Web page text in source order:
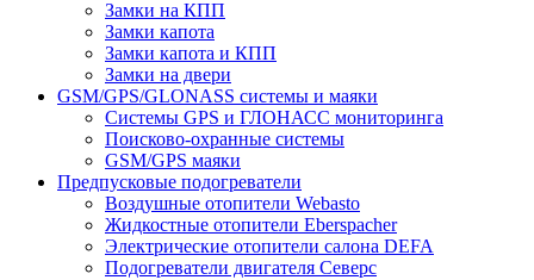
Замки на КПП
Замки капота
Замки капота и КПП
Замки на двери
GSM/GPS/GLONASS системы и маяки
Системы GPS и ГЛОНАСС мониторинга
Поисково-охранные системы
GSM/GPS маяки
Предпусковые подогреватели
Воздушные отопители Webasto
Жидкостные отопители Eberspacher
Электрические отопители салона DEFA
Подогреватели двигателя Северс